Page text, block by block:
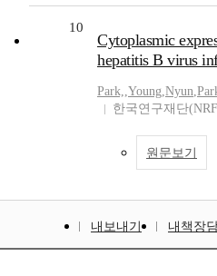
10
Cytoplasmic
hepatitis B virus
Park,,Young,Nyun,
한국연구재단
원문보기
내보내기 내책장